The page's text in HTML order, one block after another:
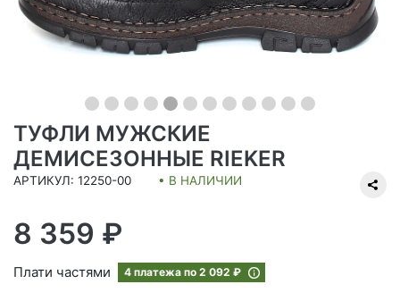
ТУФЛИ МУЖСКИЕ
ДЕМИСЕЗОННЫЕ RIEKER
АРТИКУЛ: 12250-00 • В НАЛИЧИИ
8 359 ₽
Плати частями 4 платежа по 2 092 ₽